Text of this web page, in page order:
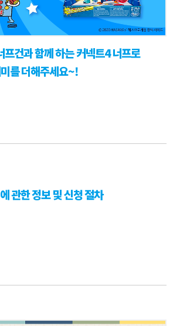
건과 함께 하는 커넥트4 너프로
를 더해주세요~!
관한 정보 및 신청 절차